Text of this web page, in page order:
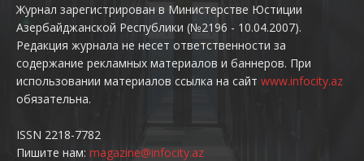
Журнал зарегистрирован в Министерстве Юстиции
Азербайджанской Республики (№2196 - 10.04.2007).
Редакция журнала не несет ответственности за
содержание рекламных материалов и баннеров. При
использовании материалов ссылка на сайт www.infocity.az
обязательна.
ISSN 2218-7782
Пишите нам: magazine@infocity.az